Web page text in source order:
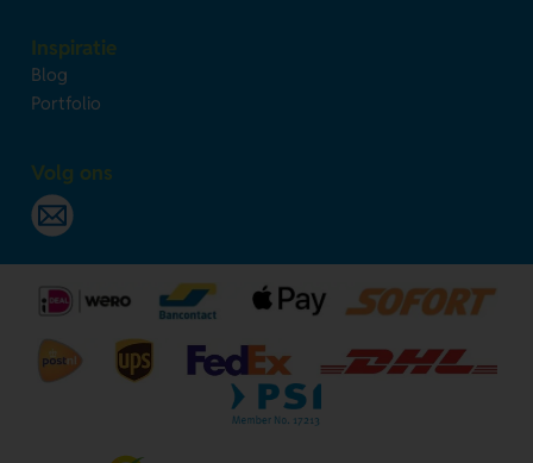
Inspiratie
Blog
Portfolio
Volg ons